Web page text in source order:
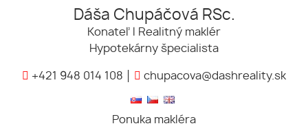
Dáša Chupáčová RSc.
Konateľ l Realitný maklér
Hypotekárny špecialista
+421 948 014 108 chupacova@dashreality.sk
Ponuka makléra